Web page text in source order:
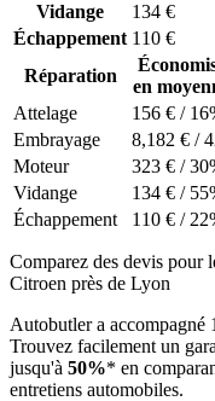
Vidange
134 €
Échappement 110 €
Réparation
en
Attelage
156 € /
Embrayage 8,182 € /
Moteur 323 € /
Vidange 134 € /
Échappement 110 € /
Comparez des devis pour
Citroen près de Lyon
Autobutler a accompagné
Trouvez facilement un
jusqu'à 50%* en
entretiens automobiles.